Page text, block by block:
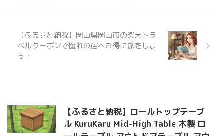
【ふるさと納税】岡山県岡山市の楽天トラ
ベルクーポンで憧れの宿へお得に旅をしよ
う！
【ふるさと納税】ロールトップテーブ
ル KuruKaru Mid-High Table 木製 ロ